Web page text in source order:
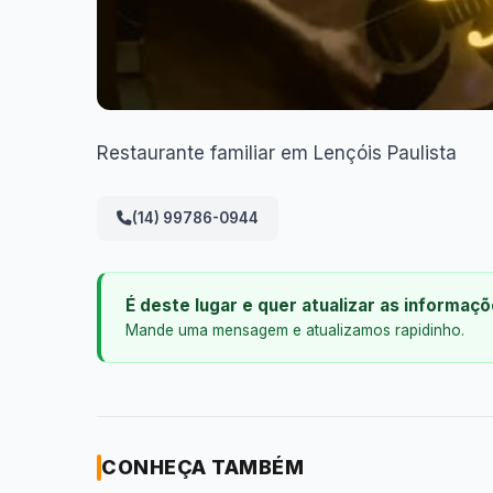
Restaurante familiar em Lençóis Paulista
(14) 99786-0944
É deste lugar e quer atualizar as
Mande uma mensagem e atualizamos rapidinho.
CONHEÇA TAMBÉM